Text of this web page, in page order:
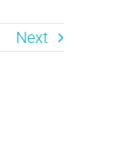
Next